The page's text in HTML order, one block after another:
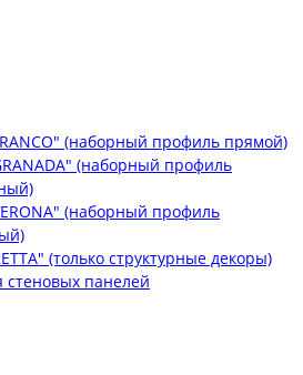
(наборный профиль прямой)
(наборный профиль
(наборный профиль
(только структурные декоры)
стеновых панелей